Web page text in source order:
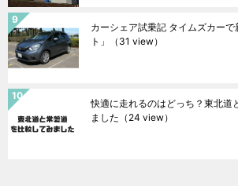
カーシェア試乗記 タイムズカーで
ト」
（31 view）
快適に走れるのはどっち？東北道
ました （24 view）